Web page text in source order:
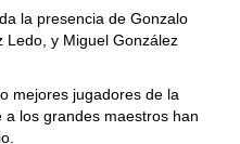
la presencia de Gonzalo
Ledo, y Miguel González
mejores jugadores de la
los grandes maestros han